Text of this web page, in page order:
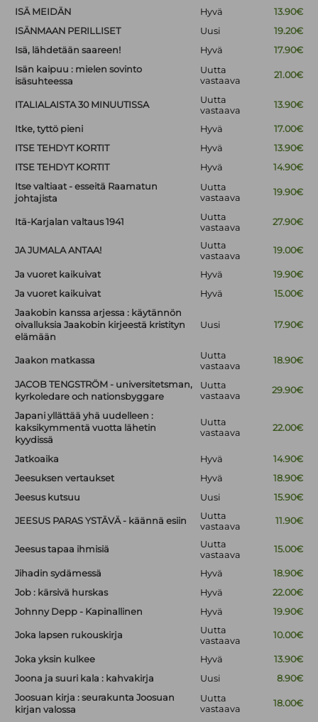
ISÄ MEIDÄN Hyvä
13.90€
ISÄNMAAN PERILLISET
Uusi
19.20€
Isä, lähdetään saareen!
Hyvä
17.90€
Isän kaipuu : mielen sovinto
isäsuhteessa
Uutta
vastaava
21.00€
ITALIALAISTA 30 MINUUTISSA
Uutta
vastaava
13.90€
Itke, tyttö pieni Hyvä
17.00€
ITSE TEHDYT KORTIT
Hyvä
13.90€
ITSE TEHDYT KORTIT
Hyvä
14.90€
Itse valtiaat - esseitä Raamatun
johtajista
Uutta
vastaava
19.90€
Itä-Karjalan valtaus 1941
Uutta
vastaava
27.90€
JA JUMALA ANTAA!
Uutta
vastaava
19.00€
Ja vuoret kaikuivat Hyvä
19.90€
Ja vuoret kaikuivat
Hyvä
15.00€
Jaakobin kanssa arjessa : käytännön
oivalluksia Jaakobin kirjeestä kristityn
elämään
Uusi 17.90€
Jaakon matkassa
Uutta
vastaava
18.90€
JACOB TENGSTRÖM - universitetsman,
kyrkoledare och nationsbyggare
Uutta
vastaava
29.90€
Japani yllättää yhä uudelleen :
kaksikymmentä vuotta lähetin
kyydissä
Uutta
vastaava
22.00€
Jatkoaika Hyvä
14.90€
Jeesuksen vertaukset
Hyvä
18.90€
Jeesus kutsuu
Uusi 15.90€
JEESUS PARAS YSTÄVÄ - käännä esiin
Uutta
vastaava
11.90€
Jeesus tapaa ihmisiä
Uutta
vastaava
15.00€
Jihadin sydämessä Hyvä
18.90€
Job : kärsivä hurskas
Hyvä
22.00€
Johnny Depp - Kapinallinen
Hyvä 19.90€
Joka lapsen rukouskirja
Uutta
vastaava
10.00€
Joka yksin kulkee Hyvä
13.90€
Joona ja suuri kala : kahvakirja
Uusi
8.90€
Joosuan kirja : seurakunta Joosuan
kirjan valossa
Uutta
vastaava
18.00€